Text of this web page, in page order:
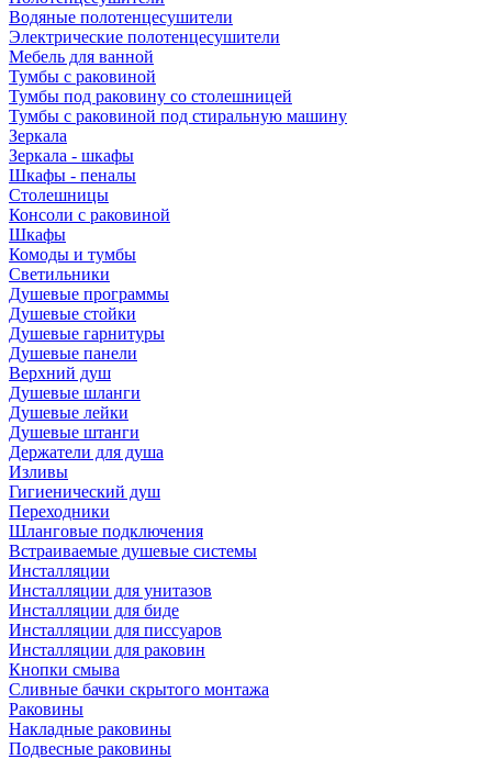
Водяные полотенцесушители
Электрические полотенцесушители
Мебель для ванной
Тумбы с раковиной
Тумбы под раковину со столешницей
Тумбы с раковиной под стиральную машину
Зеркала
Зеркала - шкафы
Шкафы - пеналы
Столешницы
Консоли с раковиной
Шкафы
Комоды и тумбы
Светильники
Душевые программы
Душевые стойки
Душевые гарнитуры
Душевые панели
Верхний душ
Душевые шланги
Душевые лейки
Душевые штанги
Держатели для душа
Изливы
Гигиенический душ
Переходники
Шланговые подключения
Встраиваемые душевые системы
Инсталляции
Инсталляции для унитазов
Инсталляции для биде
Инсталляции для писсуаров
Инсталляции для раковин
Кнопки смыва
Сливные бачки скрытого монтажа
Раковины
Накладные раковины
Подвесные раковины